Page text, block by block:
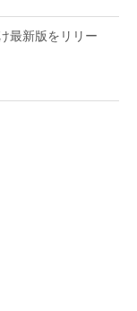
最新版をリリー